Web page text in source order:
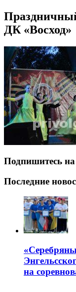
ДК «Восход»
Подпишитесь
Последние
на